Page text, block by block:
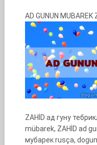
AD GUNUN MUBAREK
ZAHİD ад гуну
mübarek, ZAHİD ad
мубарек rusça,